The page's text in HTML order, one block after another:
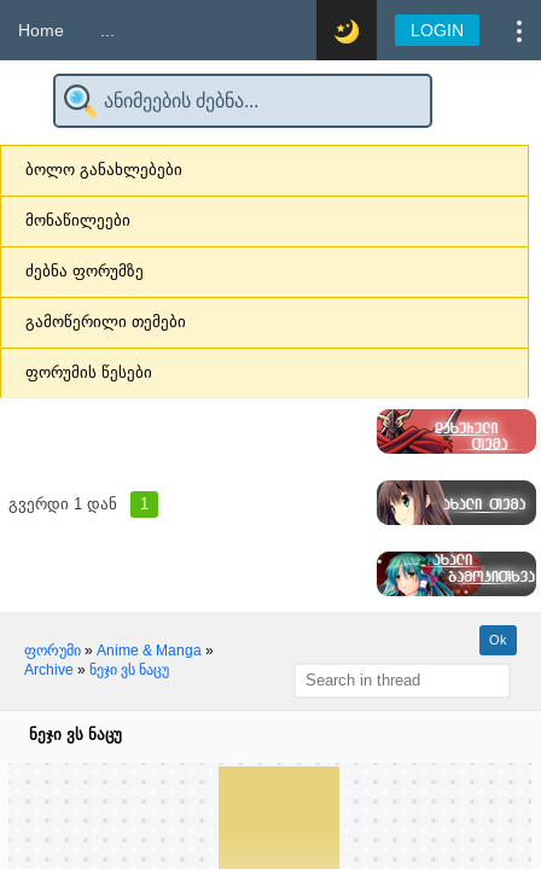
Home LOGIN
ბოლო განახლებები
მონაწილეები
ძებნა ფორუმზე
გამოწერილი თემები
ფორუმის წესები
გვერდი 1 დან 1
ფორუმი » Anime & Manga »
Archive » ნეჯი ვს ნაცუ
ნეჯი ვს ნაცუ